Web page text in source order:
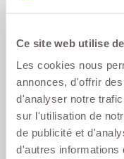
Ce site web utilise
Les cookies nous
annonces, d'offrir
d'analyser notre
sur l'utilisation de
de publicité et
d'autres informations
pour les
Alsace-
charge plus
la Sécurité
proposent
avantageux,
étant plus